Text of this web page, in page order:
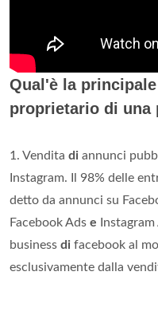
Qual'è la
proprietario di una
1. Vendita di annunci
Instagram. Il 98% delle
detto da annunci su
Facebook Ads e Instagram
business di facebook al
esclusivamente dalla